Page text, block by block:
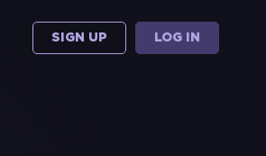
SIGN UP LOG IN